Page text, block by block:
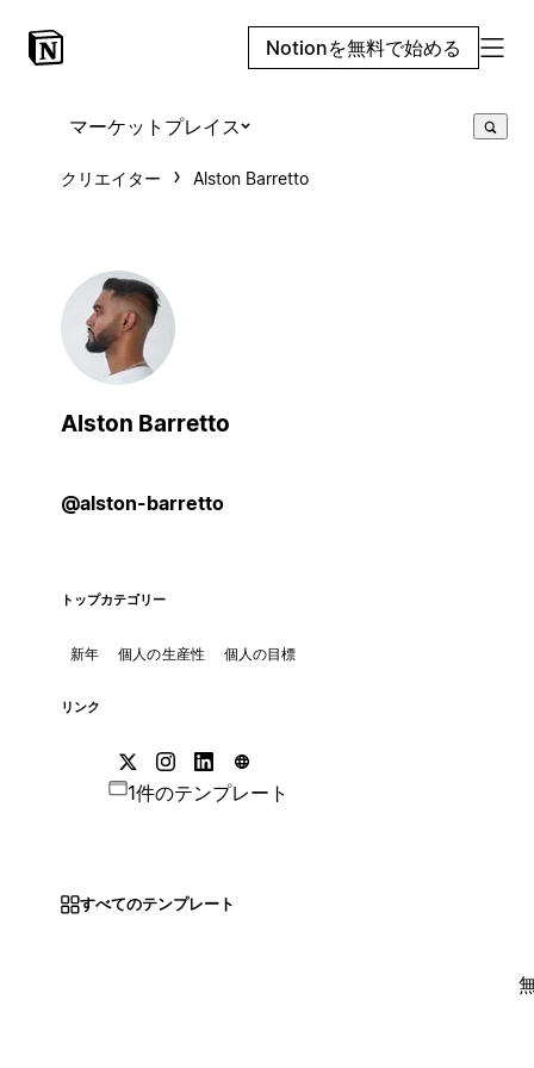
Notionを無料で始める
マーケットプレイス
クリエイター Alston Barretto
Alston Barretto
@alston-barretto
トップカテゴリー
新年 個人の生産性 個人の目標
リンク
1件のテンプレート
すべてのテンプレート